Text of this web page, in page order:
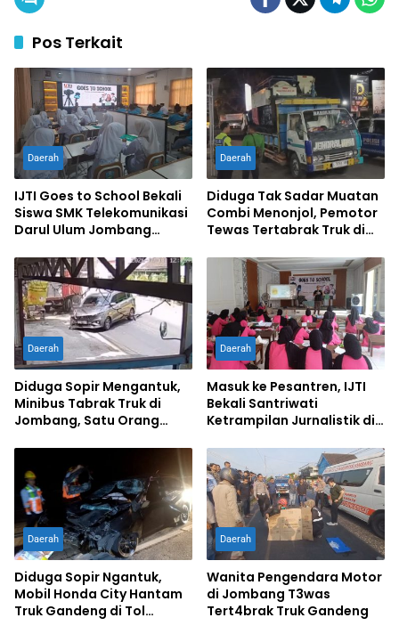
Pos Terkait
Daerah
IJTI Goes to School Bekali
Siswa SMK Telekomunikasi
Darul Ulum Jombang
Daerah
Diduga Tak Sadar Muatan
Combi Menonjol, Pemotor
Tewas Tertabrak Truk di
Daerah
Diduga Sopir Mengantuk,
Minibus Tabrak Truk di
Jombang, Satu Orang
Daerah
Masuk ke Pesantren, IJTI
Bekali Santriwati
Ketrampilan Jurnalistik di
Tambakberas Jombang
Daerah
Diduga Sopir Ngantuk,
Mobil Honda City Hantam
Truk Gandeng di Tol
Daerah
Wanita Pengendara Motor
di Jombang T3was
Tert4brak Truk Gandeng